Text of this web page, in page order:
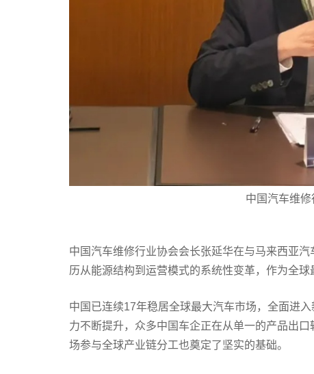
中国汽车维
中国汽车维修行业协会会长张延华在与马来西亚
历从能源结构到运营模式的系统性变革，作为全
中国已连续17年稳居全球最大汽车市场，全面进
力不断提升，众多中国车企正在从单一的产品出
场参与全球产业链分工也奠定了坚实的基础。